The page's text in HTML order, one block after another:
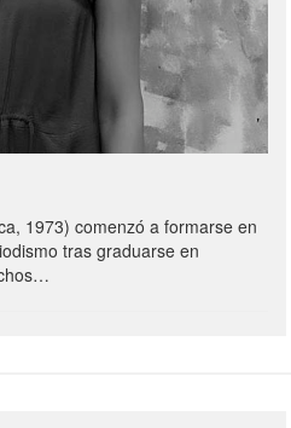
1973) comenzó a formarse en
tras graduarse en